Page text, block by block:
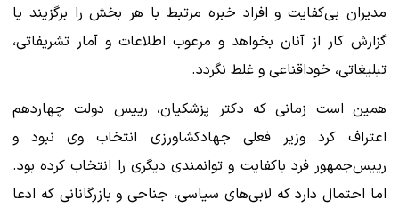
مدیران بی‌کفایت و افراد خبره مرتبط با هر بخش را برگزیند یا
گزارش کار از آنان بخواهد و مرعوب اطلاعات و آمار تشریفاتی،
تبلیغاتی، خوداقناعی و غلط نگردد.
همین است زمانی که دکتر پزشکیان، رییس دولت چهاردهم
اعتراف کرد وزیر فعلی جهادکشاورزی انتخاب وی نبود و
رییس‌جمهور فرد باکفایت و توانمندی دیگری را انتخاب کرده بود.
اما احتمال دارد که لابی‌های سیاسی، جناحی و بازرگانانی که ادعا